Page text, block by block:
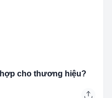
cho thương hiệu?